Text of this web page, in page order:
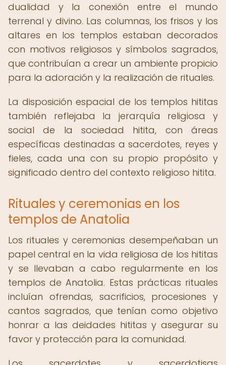
dualidad y la conexión entre el mundo
terrenal y divino. Las columnas, los frisos y los
altares en los templos estaban decorados
con motivos religiosos y símbolos sagrados,
que contribuían a crear un ambiente propicio
para la adoración y la realización de rituales.
La disposición espacial de los templos hititas
también reflejaba la jerarquía religiosa y
social de la sociedad hitita, con áreas
específicas destinadas a sacerdotes, reyes y
fieles, cada una con su propio propósito y
significado dentro del contexto religioso hitita.
Rituales y ceremonias en los
templos de Anatolia
Los rituales y ceremonias desempeñaban un
papel central en la vida religiosa de los hititas
y se llevaban a cabo regularmente en los
templos de Anatolia. Estas prácticas rituales
incluían ofrendas, sacrificios, procesiones y
cantos sagrados, que tenían como objetivo
honrar a las deidades hititas y asegurar su
favor y protección para la comunidad.